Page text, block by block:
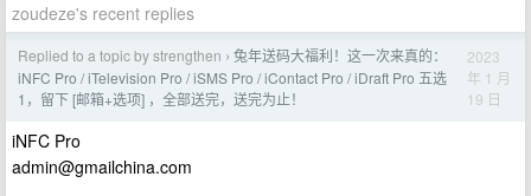
zoudeze's recent replies
Replied to a topic by strengthen › 兔年送码大福利！这一次来真的：
iNFC Pro / iTelevision Pro / iSMS Pro / iContact Pro / iDraft Pro 五选
1，留下 [邮箱+选项] ，全部送完，送完为止！
2023
年 1 月
19 日
iNFC Pro
admin@gmailchina.com